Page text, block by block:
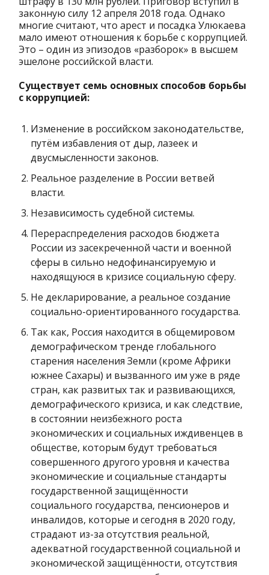
законную силу 12 апреля 2018 года. Однако
многие считают, что арест и посадка Улюкаева
мало имеют отношения к борьбе с коррупцией.
Это – один из эпизодов «разборок» в высшем
эшелоне российской власти.
Существует семь основных способов борьбы
с коррупцией:
Изменение в российском законодательстве,
путём избавления от дыр, лазеек и
двусмысленности законов.
Реальное разделение в России ветвей
власти.
Независимость судебной системы.
Перераспределения расходов бюджета
России из засекреченной части и военной
сферы в сильно недофинансируемую и
находящуюся в кризисе социальную сферу.
Не декларирование, а реальное создание
социально-ориентированного государства.
Так как, Россия находится в общемировом
демографическом тренде глобального
старения населения Земли (кроме Африки
южнее Сахары) и вызванного им уже в ряде
стран, как развитых так и развивающихся,
демографического кризиса, и как следствие,
в состоянии неизбежного роста
экономических и социальных иждивенцев в
обществе, которым будут требоваться
совершенного другого уровня и качества
экономические и социальные стандарты
государственной защищённости
социального государства, пенсионеров и
инвалидов, которые и сегодня в 2020 году,
страдают из-за отсутствия реальной,
адекватной государственной социальной и
экономической защищённости, отсутствия